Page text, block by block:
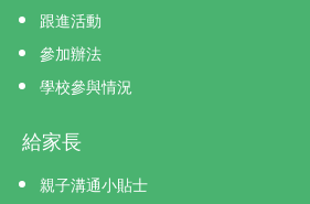
跟進活動
參加辦法
學校參與情況
給家長
親子溝通小貼士